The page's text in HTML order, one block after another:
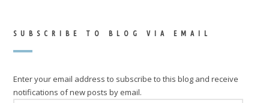
SUBSCRIBE TO BLOG VIA EMAIL
Enter your email address to subscribe to this blog and receive
notifications of new posts by email.